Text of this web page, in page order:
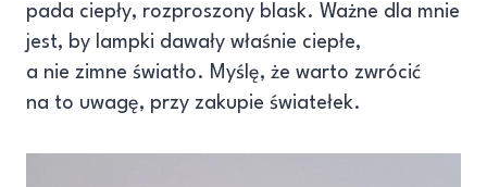
pada ciepły, rozproszony blask. Ważne dla mnie
jest, by lampki dawały właśnie ciepłe,
a nie zimne światło. Myślę, że warto zwrócić
na to uwagę, przy zakupie światełek.